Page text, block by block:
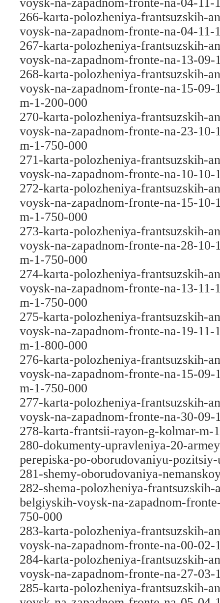
266-karta-polozheniya-frantsuzskih-
voysk-na-zapadnom-fronte-na-04-11-
267-karta-polozheniya-frantsuzskih-
voysk-na-zapadnom-fronte-na-13-09-
268-karta-polozheniya-frantsuzskih-
voysk-na-zapadnom-fronte-na-15-09-
m-1-200-000
270-karta-polozheniya-frantsuzskih-
voysk-na-zapadnom-fronte-na-23-10-
m-1-750-000
271-karta-polozheniya-frantsuzskih-
voysk-na-zapadnom-fronte-na-10-10-
272-karta-polozheniya-frantsuzskih-
voysk-na-zapadnom-fronte-na-15-10-
m-1-750-000
273-karta-polozheniya-frantsuzskih-
voysk-na-zapadnom-fronte-na-28-10-
m-1-750-000
274-karta-polozheniya-frantsuzskih-
voysk-na-zapadnom-fronte-na-13-11-
m-1-750-000
275-karta-polozheniya-frantsuzskih-
voysk-na-zapadnom-fronte-na-19-11-
m-1-800-000
276-karta-polozheniya-frantsuzskih-
voysk-na-zapadnom-fronte-na-15-09-
m-1-750-000
277-karta-polozheniya-frantsuzskih-
voysk-na-zapadnom-fronte-na-30-09-
278-karta-frantsii-rayon-g-kolmar-m-
280-dokumenty-upravleniya-20-
perepiska-po-oborudovaniyu-
281-shemy-oborudovaniya-
282-shema-polozheniya-
belgiyskih-voysk-na-zapadnom-
750-000
283-karta-polozheniya-frantsuzskih-
voysk-na-zapadnom-fronte-na-00-02-
284-karta-polozheniya-frantsuzskih-
voysk-na-zapadnom-fronte-na-27-03-
285-karta-polozheniya-frantsuzskih-